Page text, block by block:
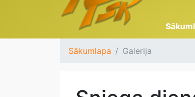
Sākumlapa Galerija